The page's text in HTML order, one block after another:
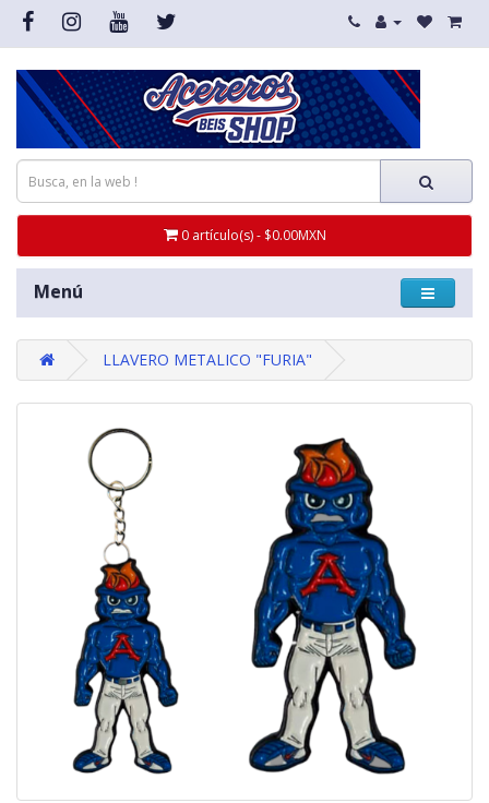
0 artículo(s) - $0.00MXN
Menú
LLAVERO METALICO "FURIA"